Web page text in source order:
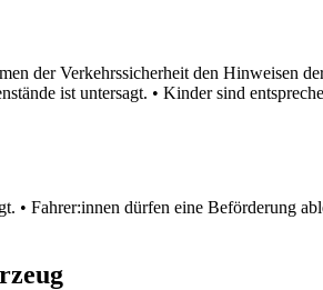
der Verkehrssicherheit den Hinweisen
ist untersagt. • Kinder sind
• Fahrer:innen dürfen eine Beförderung